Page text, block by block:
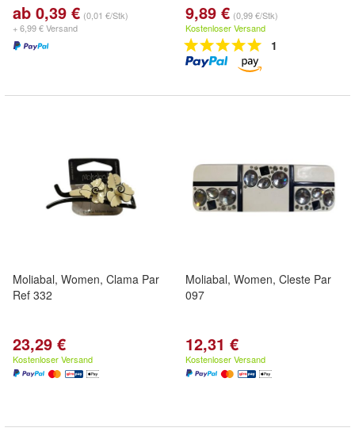
ab 0,39 € (0,01 €/Stk)
+ 6,99 € Versand
9,89 € (0,99 €/Stk)
Kostenloser Versand
1
Moliabal, Women, Clama Par
Ref 332
23,29 €
Kostenloser Versand
Moliabal, Women, Cleste Par
097
12,31 €
Kostenloser Versand